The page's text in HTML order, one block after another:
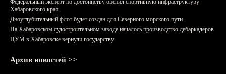
Федеральный эксперт по достоинству оценил спортивную инфраструктуру
Хабаровского края
Дноуглубительный флот будет создан для Северного морского пути
На Хабаровском судостроительном заводе началось производство дебаркадеров
ЦУМ в Хабаровске вернули государству
Архив новостей >>